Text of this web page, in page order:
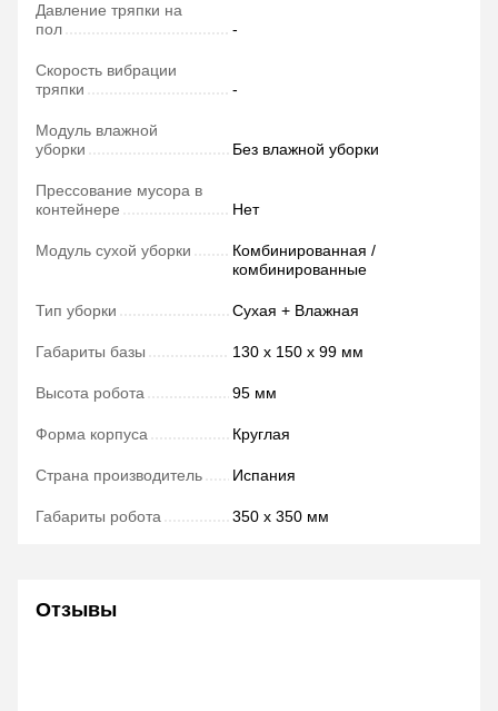
Давление тряпки на
пол
-
Скорость вибрации
тряпки
-
Модуль влажной
уборки
Без влажной уборки
Прессование мусора в
контейнере
Нет
Модуль сухой уборки
Комбинированная /
комбинированные
Тип уборки Сухая + Влажная
Габариты базы 130 х 150 х 99 мм
Высота робота 95 мм
Форма корпуса Круглая
Страна производитель Испания
Габариты робота 350 х 350 мм
Отзывы